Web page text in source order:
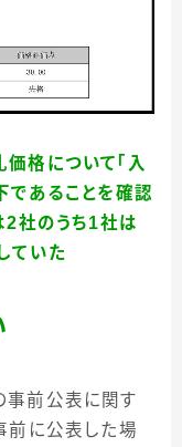
格について「 入
であることを確認
2社のうち1社は
ていた
前公表に関す
前に公表した場